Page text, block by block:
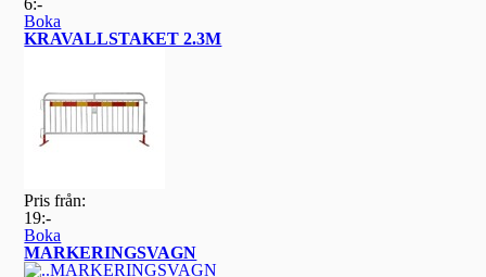
6:-
Boka
KRAVALLSTAKET 2.3M
Pris från:
19:-
Boka
MARKERINGSVAGN